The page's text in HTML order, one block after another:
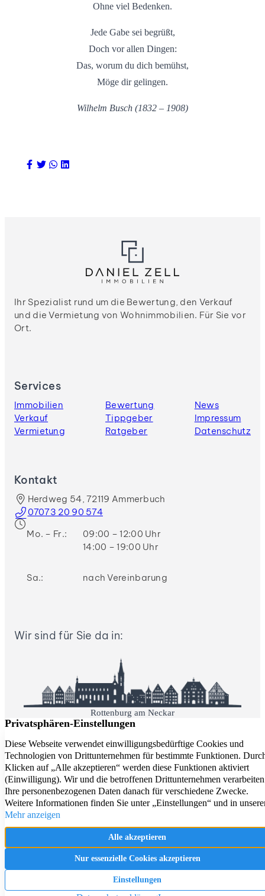
Ohne viel Bedenken.
Jede Gabe sei begrüßt,
Doch vor allen Dingen:
Das, worum du dich bemühst,
Möge dir gelingen.
Wilhelm Busch (1832 – 1908)
Ihr Spezialist rund um die Bewertung, den Verkauf
und die Vermietung von Wohnimmobilien. Für Sie vor
Ort.
Services
Immobilien
Verkauf
Vermietung
Bewertung
Tippgeber
Ratgeber
News
Impressum
Datenschutz
Kontakt
Herdweg 54, 72119 Ammerbuch
07073 20 90 574
Mo. – Fr.:
09:00 – 12:00 Uhr
14:00 – 19:00 Uhr
Sa.: nach Vereinbarung
Wir sind für Sie da in:
Rottenburg am Neckar
Tübingen
Herrenberg